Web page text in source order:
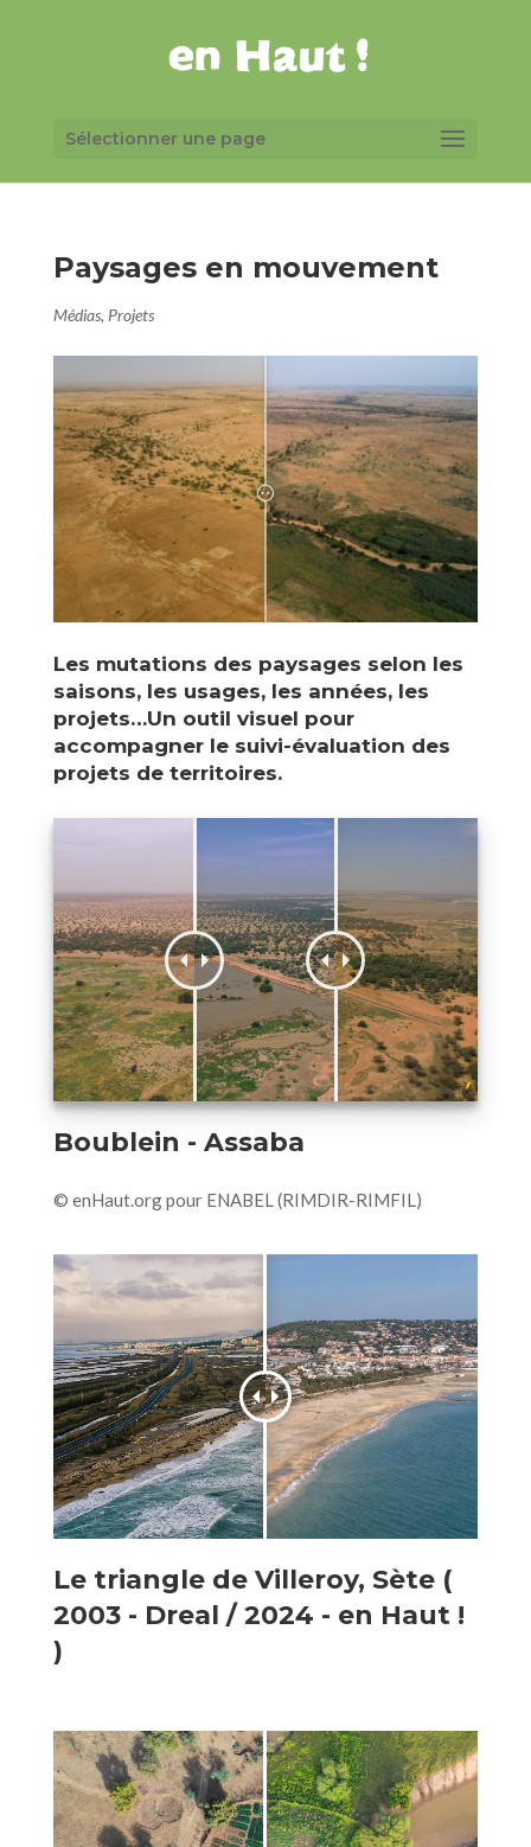
Sélectionner une page
Paysages en mouvement
Médias, Projets
Les mutations des paysages selon les
saisons, les usages, les années, les
projets…Un outil visuel pour
accompagner le suivi-évaluation des
projets de territoires.
Boublein - Assaba
© enHaut.org pour ENABEL (RIMDIR-RIMFIL)
Le triangle de Villeroy, Sète (
2003 - Dreal / 2024 - en Haut !
)